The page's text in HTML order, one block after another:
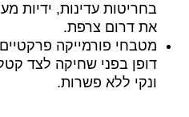
בחריטות עדינות, ידיות
את דרום צרפת.
מטבחי פורמייקה
דופן בפני שחיקה לצד
ונקי ללא פשרות.